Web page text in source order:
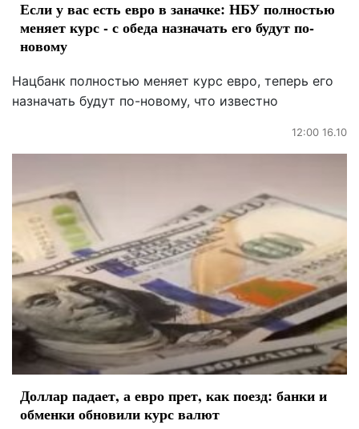
Если у вас есть евро в заначке: НБУ полностью
меняет курс - с обеда назначать его будут по-
новому
Нацбанк полностью меняет курс евро, теперь его
назначать будут по-новому, что известно
12:00 16.10
Доллар падает, а евро прет, как поезд: банки и
обменки обновили курс валют